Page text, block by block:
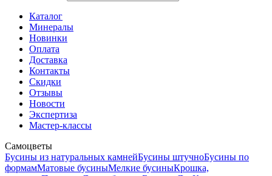
Каталог
Минералы
Новинки
Оплата
Доставка
Контакты
Скидки
Отзывы
Новости
Экспертиза
Мастер-классы
Самоцветы
Бусины из натуральных камнейБусины штучноБусины по
формамМатовые бусиныМелкие бусиныКрошка,